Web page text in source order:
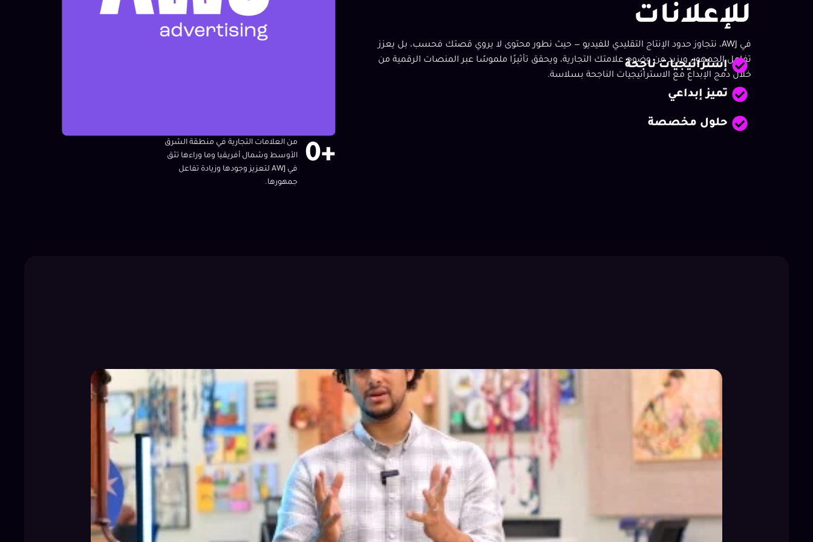
للإعلانات
في AWJ، نتجاوز حدود الإنتاج التقليدي للفيديو — حيث نطور محتوى لا يروي قصتك فحسب، بل يعزز
تفاعل الجمهور، ويزيد من وضوح علامتك التجارية، ويحقق تأثيرًا ملموسًا عبر المنصات الرقمية من
خلال دمج الإبداع مع الاستراتيجيات الناجحة بسلاسة.
إستراتيجيات ناجحة
تميز إبداعي
حلول مخصصة
+
0
من العلامات التجارية في منطقة الشرق
الأوسط وشمال أفريقيا وما وراءها تثق
في AWJ لتعزيز وجودها وزيادة تفاعل
جمهورها.